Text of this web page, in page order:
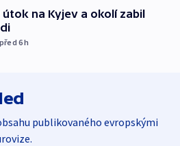
útok na Kyjev a okolí zabil
před 6h
publikovaného evropskými